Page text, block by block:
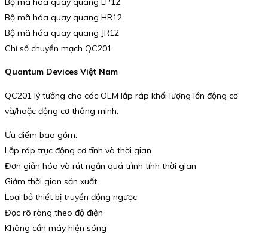
Bộ mã hóa quay quang HR12
Bộ mã hóa quay quang JR12
Chỉ số chuyển mạch QC201
Quantum Devices Việt Nam
QC201 lý tưởng cho các OEM lắp ráp khối lượng lớn động cơ
và/hoặc động cơ thông minh.
Ưu điểm bao gồm:
Lắp ráp trục động cơ tĩnh và thời gian
Đơn giản hóa và rút ngắn quá trình tính thời gian
Giảm thời gian sản xuất
Loại bỏ thiết bị truyền động ngược
Đọc rõ ràng theo độ điện
Không cần máy hiện sóng